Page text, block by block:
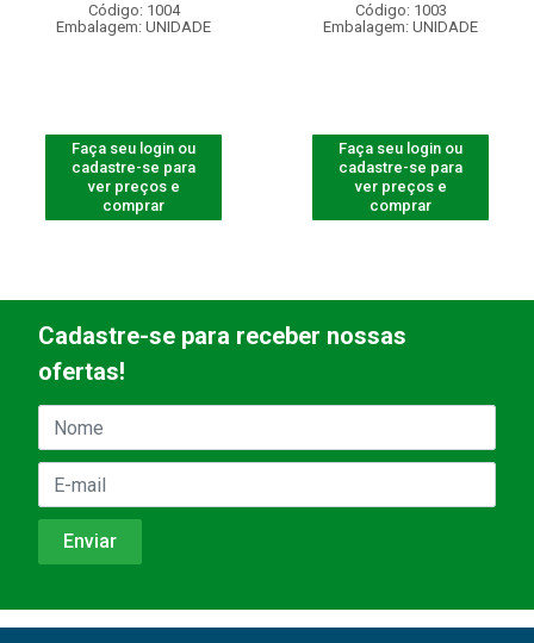
Código: 1004
Embalagem: UNIDADE
Faça seu login ou
cadastre-se para
ver preços e
comprar
Código: 1003
Embalagem: UNIDADE
Faça seu login ou
cadastre-se para
ver preços e
comprar
Cadastre-se para receber nossas
ofertas!